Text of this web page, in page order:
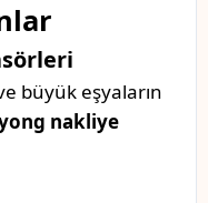
büyük eşyaların
nakliye